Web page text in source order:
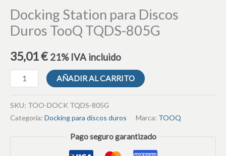
Docking Station para Discos
Duros TooQ TQDS-805G
35,01€ 21% IVA incluido
AÑADIR AL CARRITO
SKU: TOO-DOCK TQDS-805G
Categoría: Docking para discos duros Marca: TOOQ
Pago seguro garantizado